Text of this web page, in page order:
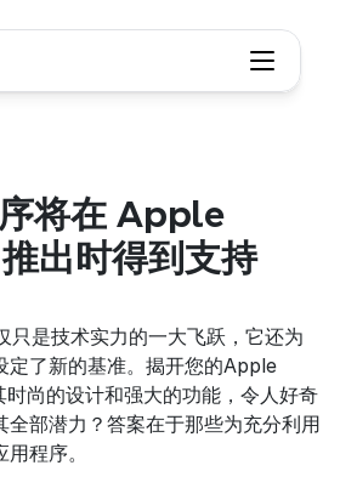
将在 Apple
出时得到支持
只是技术实力的一大飞跃，它还为
定了新的基准。揭开您的Apple
尚的设计和强大的功能，令人好奇
部潜力？答案在于那些为充分利用
程序。